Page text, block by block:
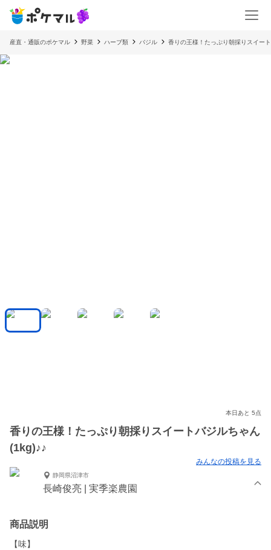
産直・通販のポケマル 野菜 ハーブ類 バジル 香りの王様！たっぷり朝採りスイー
本日あと 5点
香りの王様！たっぷり朝採りスイートバジルちゃん
(1kg)♪♪
みんなの投稿を見る
静岡県沼津市
長崎俊亮 | 実季楽農園
商品説明
【味】